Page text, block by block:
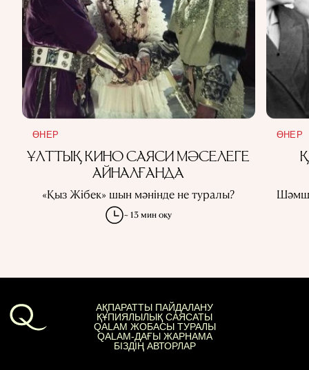
ӨНЕР
ҰЛТТЫҚ КИНО САЯСИ МӘСЕЛЕГЕ
АЙНАЛҒАНДА
«Қыз Жібек» шын мәнінде не туралы?
~ 13 мин оқу
ӨНЕР
АҚПАРАТТЫ ПАЙДАЛАНУ
ҚҰПИЯЛЫЛЫҚ САЯСАТЫ
QALAM ЖОБАСЫ ТУРАЛЫ
QALAM-ДАҒЫ ЖАРНАМА
БІЗДІҢ АВТОРЛАР